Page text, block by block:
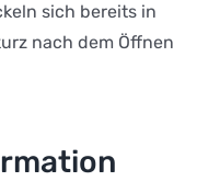
sich bereits in
nach dem Öffnen